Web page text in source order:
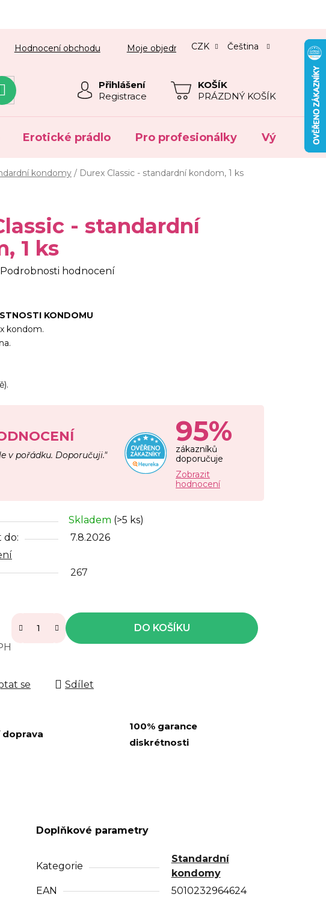
Hodnocení obchodu Moje objednávkaCZK Čeština
Přihlášení
Registrace
NÁKUPNÍPRÁZDNÝ KOŠÍK
Erotické prádlo Pro profesionálky Výprodej
kondomy / Durex Classic - standardní kondom, 1 ks
- standardní
1 ks
Podrobnosti hodnocení
KONDOMU
kondom.
v pořádku. Doporučuji."
95%
zákazníků
doporučuje
Zobrazit
hodnocení
Skladem (>5 ks)
do:
7.8.2026
267
DO KOŠÍKU
se Sdílet
doprava
100% garance
diskrétnosti
Doplňkové parametry
Kategorie
Standardní
kondomy
EAN
5010232964624